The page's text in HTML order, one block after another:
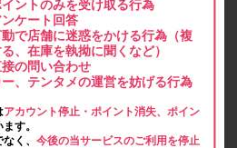
ントのみを受け取る行為
ケート回答
で店舗に迷惑をかける行為（複
、在庫を執拗に聞くなど）
の問い合わせ
、テンタメの運営を妨げる行為
アカウント停止・ポイント消失、ポイン
す。
なく、今後の当サービスのご利用を停止